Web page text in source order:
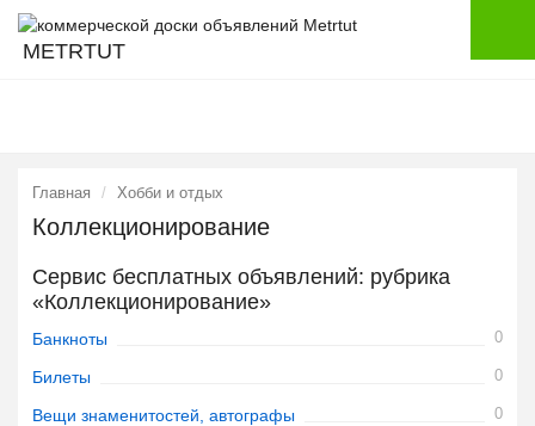
METRTUT
Главная Хобби и отдых
Коллекционирование
Сервис бесплатных объявлений: рубрика
«Коллекционирование»
Банкноты 0
Билеты 0
Вещи знаменитостей, автографы 0